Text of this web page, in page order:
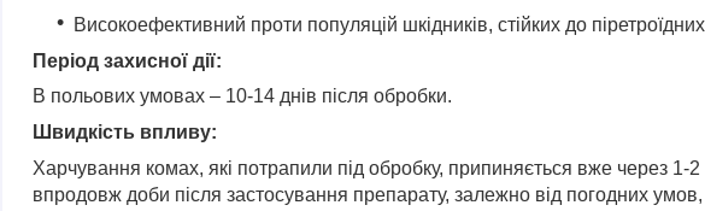
Високоефективний проти популяцій шкідників, стійких до піретроїдних
Період захисної дії:
В польових умовах – 10-14 днів після обробки.
Швидкість впливу:
Харчування комах, які потрапили під обробку, припиняється вже через 1-2
впродовж доби після застосування препарату, залежно від погодних умов,